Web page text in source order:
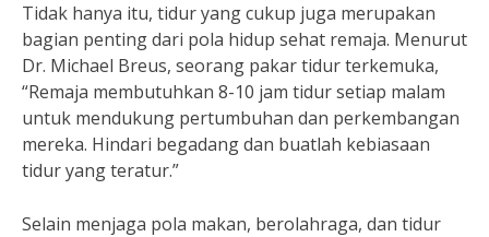
Tidak hanya itu, tidur yang cukup juga merupakan
bagian penting dari pola hidup sehat remaja. Menurut
Dr. Michael Breus, seorang pakar tidur terkemuka,
“Remaja membutuhkan 8-10 jam tidur setiap malam
untuk mendukung pertumbuhan dan perkembangan
mereka. Hindari begadang dan buatlah kebiasaan
tidur yang teratur.”
Selain menjaga pola makan, berolahraga, dan tidur